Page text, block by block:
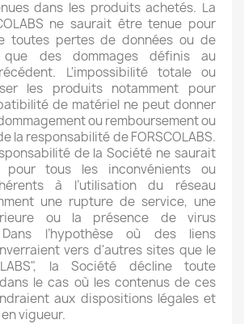
dans les produits achetés. La
ne saurait être tenue pour
toutes pertes de données ou de
des dommages définis au
L'impossibilité totale ou
les produits notamment pour
de matériel ne peut donner
ou remboursement ou
la responsabilité de FORSCOLABS.
de la Société ne saurait
pour tous les inconvénients ou
à l’utilisation du réseau
une rupture de service, une
ou la présence de virus
l’hypothèse où des liens
vers d'autres sites que le
la Société décline toute
le cas où les contenus de ces
aux dispositions légales et
vigueur.